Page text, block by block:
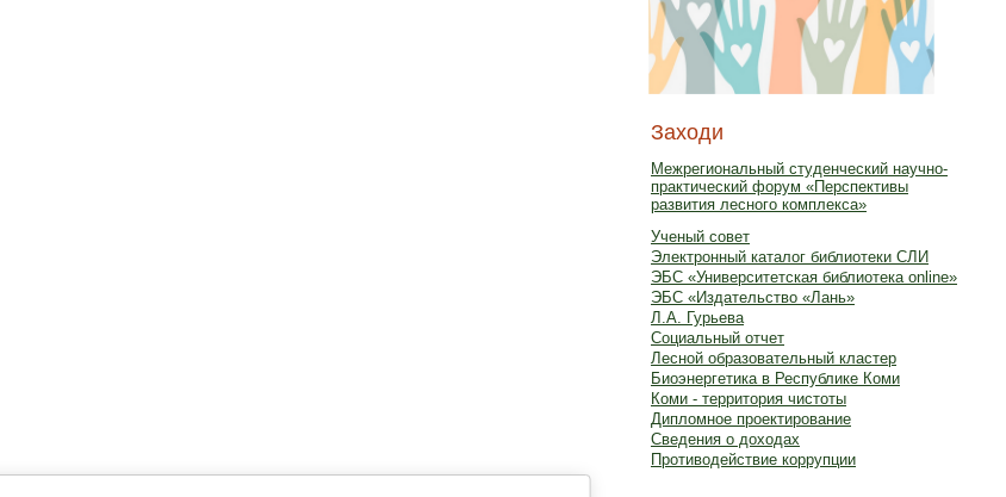
Заходи
Межрегиональный студенческий научно-
практический форум «Перспективы
развития лесного комплекса»
Ученый совет
Электронный каталог библиотеки СЛИ
ЭБС «Университетская библиотека online»
ЭБС «Издательство «Лань»
Л.А. Гурьева
Социальный отчет
Лесной образовательный кластер
Биоэнергетика в Республике Коми
Коми - территория чистоты
Дипломное проектирование
Сведения о доходах
Противодействие коррупции